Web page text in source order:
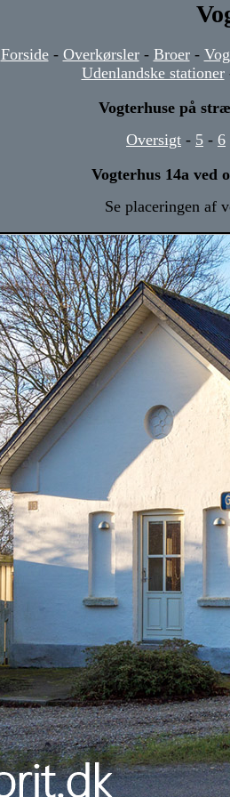
Forside- Overkørsler- Broer-
Udenlandske stationer
Vogterhuse på
Oversigt - 5 - 6
Vogterhus 14a ved
Se placeringen af